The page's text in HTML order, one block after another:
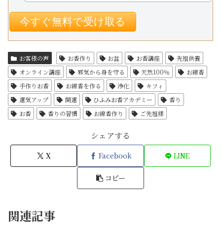
お客様の声 お香作り お盆 お香講座
先祖供養
オンライン講座
邪気から身を守る 天然100％
お線香
手作りお香
お線香を作る 浄化
キフィ
運気アップ
開運 ひふみお香アカデミー
香り
お香
香りの習慣 お線香作り ご先祖様
シェアする
X Facebook LINE
コピー
関連記事